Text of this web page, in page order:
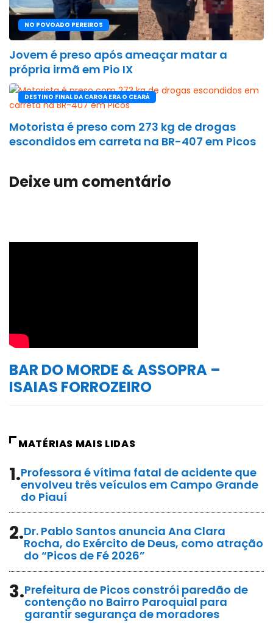
NO POVOADO PEREIROS
Jovem é preso após ameaçar matar a
própria irmã em Pio IX
DESTINO FINAL DA CARGA ERA O CEARÁ
Motorista é preso com 273 kg de drogas
escondidos em carreta na BR-407 em Picos
Deixe um comentário
BAR DO MORDE & ASSOPRA –
ISAIAS FORROZEIRO
MATÉRIAS MAIS LIDAS
1.Professora é vítima fatal de acidente que
envolveu três veículos em Campo Grande
do Piauí
2.Dr. Pablo Santos anuncia Ana Clara
Rocha, do Exército de Deus, como atração
do “Picos de Fé 2026”
3.Prefeitura de Picos constrói paredão de
contenção no Bairro Paroquial para
garantir segurança de moradores